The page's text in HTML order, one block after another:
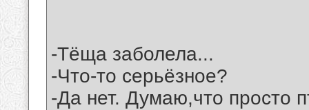
-Тёща заболела...
-Что-то серьёзное?
-Да нет. Думаю,что просто